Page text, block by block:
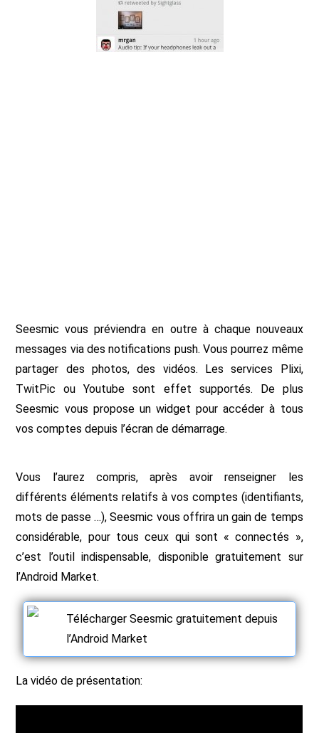
Seesmic vous préviendra en outre à chaque nouveaux
messages via des notifications push. Vous pourrez même
partager des photos, des vidéos. Les services Plixi,
TwitPic ou Youtube sont effet supportés. De plus
Seesmic vous propose un widget pour accéder à tous
vos comptes depuis l’écran de démarrage.
Vous l’aurez compris, après avoir renseigner les
différents éléments relatifs à vos comptes (identifiants,
mots de passe …), Seesmic vous offrira un gain de temps
considérable, pour tous ceux qui sont « connectés »,
c’est l’outil indispensable, disponible gratuitement sur
l’Android Market.
Télécharger Seesmic gratuitement depuis
l’Android Market
La vidéo de présentation: